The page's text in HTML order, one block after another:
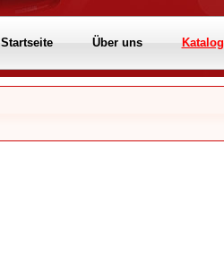
Startseite Über uns